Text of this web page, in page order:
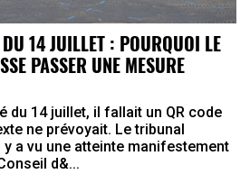
14 JUILLET : POURQUOI LE
PASSER UNE MESURE
du 14 juillet, il fallait un QR code
ne prévoyait. Le tribunal
a vu une atteinte manifestement
d&...